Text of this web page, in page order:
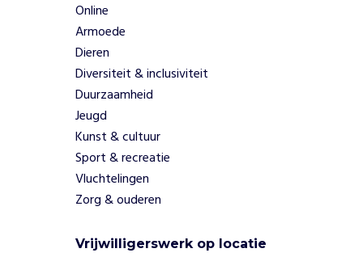
Online
Armoede
Dieren
Diversiteit & inclusiviteit
Duurzaamheid
Jeugd
Kunst & cultuur
Sport & recreatie
Vluchtelingen
Zorg & ouderen
Vrijwilligerswerk op locatie